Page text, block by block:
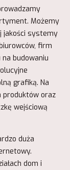
Możemy
jakości systemy
firm
budowaniu
grafiką. Na
produktów oraz
wejściową
duża
dom i